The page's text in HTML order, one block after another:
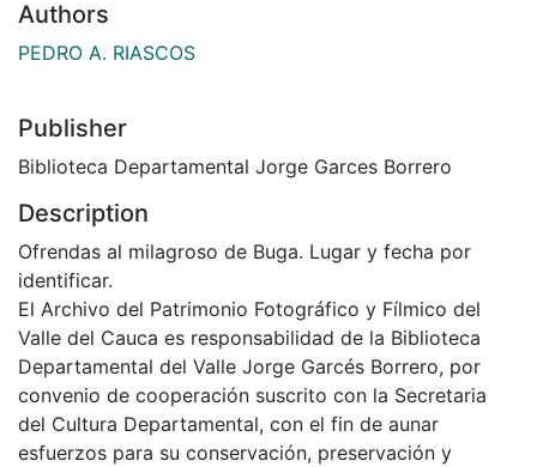
Authors
PEDRO A. RIASCOS
Publisher
Biblioteca Departamental Jorge Garces Borrero
Description
Ofrendas al milagroso de Buga. Lugar y fecha por
identificar.
El Archivo del Patrimonio Fotográfico y Fílmico del
Valle del Cauca es responsabilidad de la Biblioteca
Departamental del Valle Jorge Garcés Borrero, por
convenio de cooperación suscrito con la Secretaria
del Cultura Departamental, con el fin de aunar
esfuerzos para su conservación, preservación y